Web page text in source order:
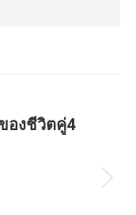
องชีวิตคู่4